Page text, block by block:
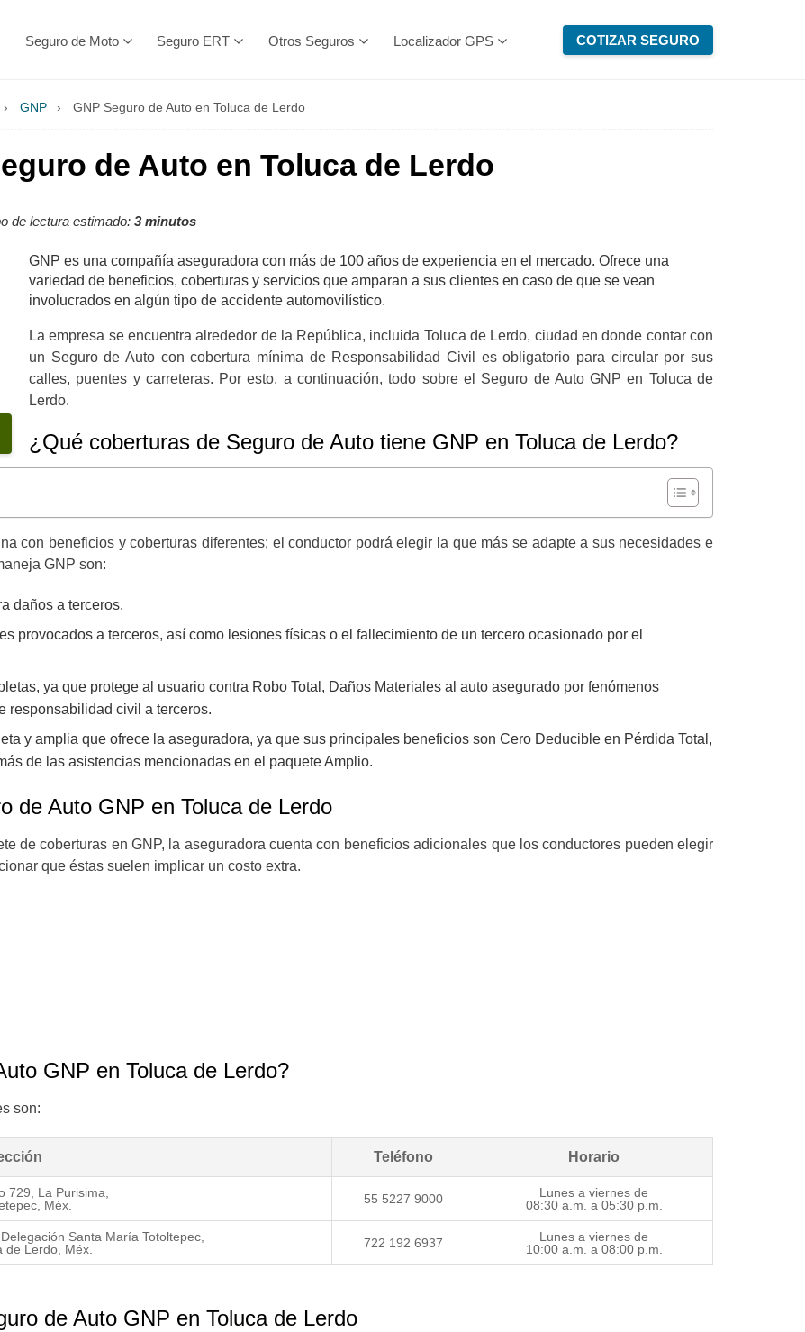
Seguro de Moto Seguro ERT Otros Seguros Localizador GPS COTIZAR SEGURO
› GNP › GNP Seguro de Auto en Toluca de Lerdo
de Auto en Toluca de Lerdo
de lectura estimado: 3 minutos
GNP es una compañía aseguradora con más de 100 años de experiencia en el mercado. Ofrece una
variedad de beneficios, coberturas y servicios que amparan a sus clientes en caso de que se vean
involucrados en algún tipo de accidente automovilístico.
La empresa se encuentra alrededor de la República, incluida Toluca de Lerdo, ciudad en donde contar con
un Seguro de Auto con cobertura mínima de Responsabilidad Civil es obligatorio para circular por sus
calles, puentes y carreteras. Por esto, a continuación, todo sobre el Seguro de Auto GNP en Toluca de
Lerdo.
¿Qué coberturas de Seguro de Auto tiene GNP en Toluca de Lerdo?
con beneficios y coberturas diferentes; el conductor podrá elegir la que más se adapte a sus necesidades e
GNP son:
daños a terceros.
provocados a terceros, así como lesiones físicas o el fallecimiento de un tercero ocasionado por el
ya que protege al usuario contra Robo Total, Daños Materiales al auto asegurado por fenómenos
responsabilidad civil a terceros.
y amplia que ofrece la aseguradora, ya que sus principales beneficios son Cero Deducible en Pérdida Total,
de las asistencias mencionadas en el paquete Amplio.
de Auto GNP en Toluca de Lerdo
de coberturas en GNP, la aseguradora cuenta con beneficios adicionales que los conductores pueden elegir
que éstas suelen implicar un costo extra.
GNP en Toluca de Lerdo?
son:
Teléfono Horario
729, La Purisima,
Méx.
55 5227 9000
Lunes a viernes de
08:30 a.m. a 05:30 p.m.
Santa María Totoltepec,
de Lerdo, Méx.
722 192 6937
Lunes a viernes de
10:00 a.m. a 08:00 p.m.
de Auto GNP en Toluca de Lerdo